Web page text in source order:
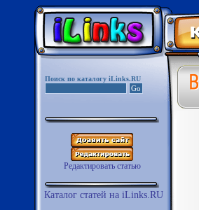
Поиск по каталогу iLinks.RU
Редактировать статью
Каталог статей на iLinks.RU